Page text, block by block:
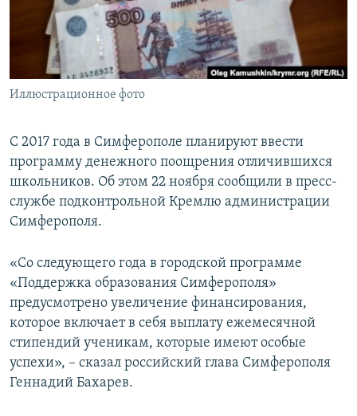
ПОБЕДИТЕЛЕЙ НЕ СУДЯТ?
КРЫМ.НЕПОКОРЕННЫЙ
ELIFBE
УКРАИНСКАЯ ПРОБЛЕМА КРЫМА
ПРИСОЕДИНЯЙТЕСЬ!
Иллюстрационное фото
С 2017 года в Симферополе планируют ввести
программу денежного поощрения отличившихся
школьников. Об этом 22 ноября сообщили в пресс-
службе подконтрольной Кремлю администрации
Симферополя.
«Со следующего года в городской программе
«Поддержка образования Симферополя»
предусмотрено увеличение финансирования,
которое включает в себя выплату ежемесячной
стипендий ученикам, которые имеют особые
успехи», – сказал российский глава Симферополя
Геннадий Бахарев.